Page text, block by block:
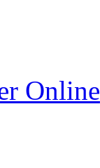
Online